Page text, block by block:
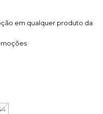
em qualquer produto da